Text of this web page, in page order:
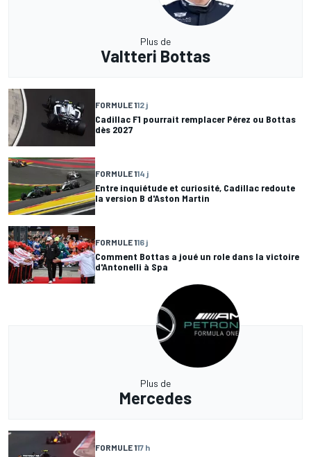
Plus de
Valtteri Bottas
FORMULE 112 j
Cadillac F1 pourrait remplacer Pérez ou Bottas
dès 2027
FORMULE 114 j
Entre inquiétude et curiosité, Cadillac redoute
la version B d'Aston Martin
FORMULE 116 j
Comment Bottas a joué un role dans la victoire
d'Antonelli à Spa
Plus de
Mercedes
FORMULE 117 h